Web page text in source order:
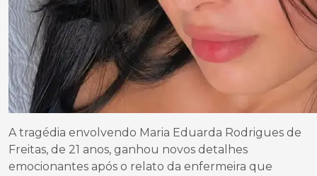
A tragédia envolvendo Maria Eduarda Rodrigues de
Freitas, de 21 anos, ganhou novos detalhes
emocionantes após o relato da enfermeira que